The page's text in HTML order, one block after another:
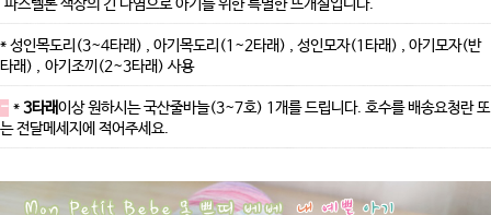
파스텔톤 색상의 긴 나염으로 아기를 위한 특별한 뜨개실입니다.
* 성인목도리(3~4타래) , 아기목도리(1~2타래) , 성인모자(1타래) , 아기모자(반
타래) , 아기조끼(2~3타래) 사용
- *3타래이상 원하시는 국산줄바늘(3~7호) 1개를 드립니다. 호수를 배송요청란 또
는 전달메세지에 적어주세요.